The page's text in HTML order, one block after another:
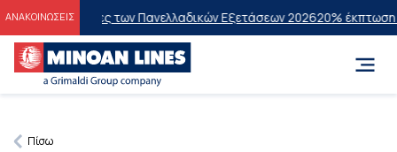
ΑΝΑΚΟΙΝΩΣΕΙΣ
Επιτυχόντες των Πανελλαδικών Εξετάσεων 202620% έκπτωση
Πίσω